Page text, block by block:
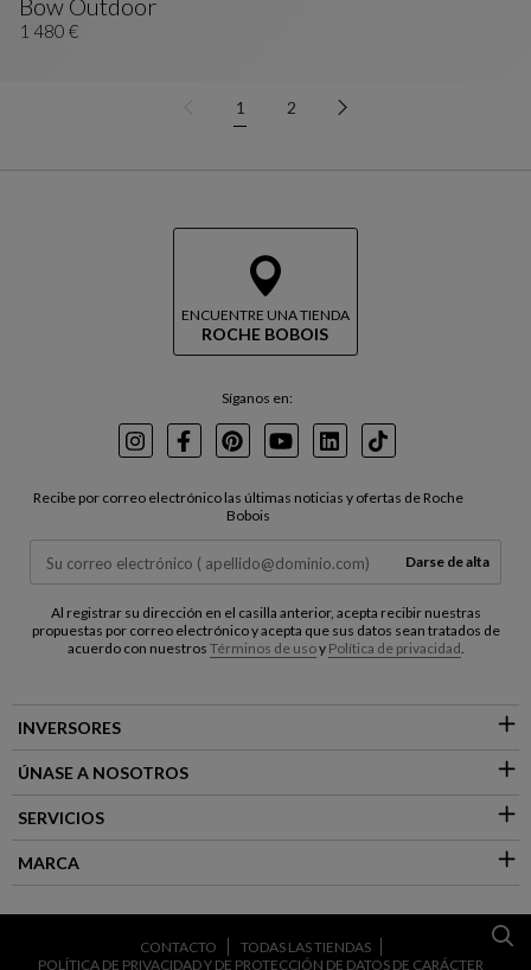
Bow Outdoor
Mesa Auxiliar Redonda
Ver Descripción Completa
1 480 €
1 2
ENCUENTRE UNA TIENDA
ROCHE BOBOIS
Síganos en:
InstagramFacebookPinterest
YoutubeLinkedInTikTok
Recibe por correo electrónico las últimas noticias y ofertas de Roche
Bobois
Darse de alta
Al registrar su dirección en el casilla anterior, acepta recibir nuestras
propuestas por correo electrónico y acepta que sus datos sean tratados de
acuerdo con nuestros Términos de usoy Política de privacidad
INVERSORES
ÚNASE A NOSOTROS
SERVICIOS
MARCA
CONTACTO
TODAS LAS TIENDAS
POLÍTICA DE PRIVACIDAD Y DE PROTECCIÓN DE DATOS DE CARÁCTER